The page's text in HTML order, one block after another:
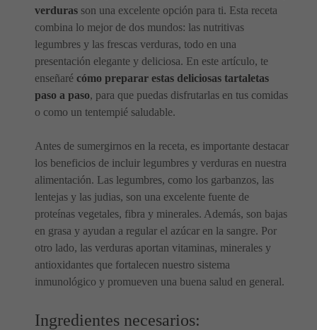
verduras son una excelente opción para ti. Esta receta
combina lo mejor de dos mundos: las nutritivas
legumbres y las frescas verduras, todo en una
presentación elegante y deliciosa. En este artículo, te
enseñaré cómo preparar estas deliciosas tartaletas
paso a paso, para que puedas disfrutarlas en tus comidas
o como un tentempié saludable.
Antes de sumergirnos en la receta, es importante destacar
los beneficios de incluir legumbres y verduras en nuestra
alimentación. Las legumbres, como los garbanzos, las
lentejas y las judias, son una excelente fuente de
proteínas vegetales, fibra y minerales. Además, son bajas
en grasa y ayudan a regular el azúcar en la sangre. Por
otro lado, las verduras aportan vitaminas, minerales y
antioxidantes que fortalecen nuestro sistema
inmunológico y promueven una buena salud en general.
Ingredientes necesarios: